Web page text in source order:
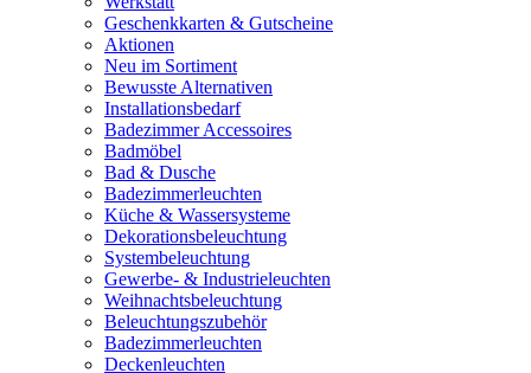
Geschenkkarten & Gutscheine
Aktionen
Neu im Sortiment
Bewusste Alternativen
Installationsbedarf
Badezimmer Accessoires
Badmöbel
Bad & Dusche
Badezimmerleuchten
Küche & Wassersysteme
Dekorationsbeleuchtung
Systembeleuchtung
Gewerbe- & Industrieleuchten
Weihnachtsbeleuchtung
Beleuchtungszubehör
Badezimmerleuchten
Deckenleuchten